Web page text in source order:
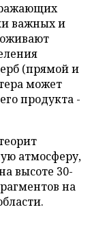
важных и
(прямой и
может
продукта -
атмосферу,
высоте 30-
на